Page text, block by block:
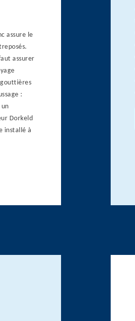
assure le
assurer
:
Dorkeld
installé à